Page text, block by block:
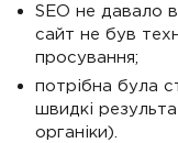
SEO не давало
сайт не був
просування;
потрібна була
швидкі
органіки).